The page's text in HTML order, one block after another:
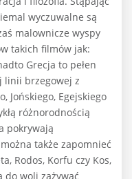
wyczuwalne są
malownicze wyspy
takich filmów jak:
Grecja to pełen
linii brzegowej z
Jońskiego, Egejskiego
różnorodnością
pokrywają
także zapomnieć
Rodos, Korfu czy Kos,
do woli zażywać